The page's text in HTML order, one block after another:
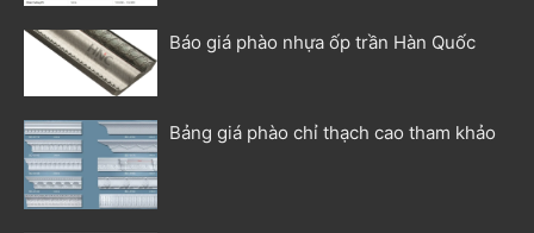
Báo giá phào nhựa ốp trần Hàn Quốc
Bảng giá phào chỉ thạch cao tham khảo